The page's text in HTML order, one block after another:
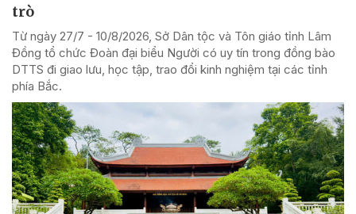
trò
Từ ngày 27/7 - 10/8/2026, Sở Dân tộc và Tôn giáo tỉnh Lâm
Đồng tổ chức Đoàn đại biểu Người có uy tín trong đồng bào
DTTS đi giao lưu, học tập, trao đổi kinh nghiệm tại các tỉnh
phía Bắc.